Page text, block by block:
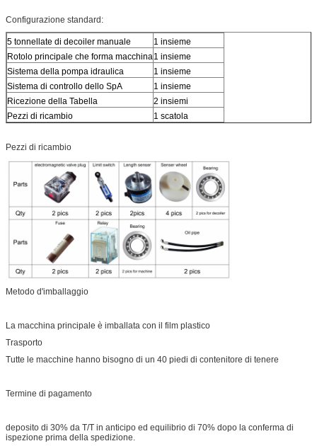
Configurazione standard:
5 tonnellate di decoiler manuale
1 insieme
Rotolo principale che forma macchina1 insieme
Sistema della pompa idraulica
1 insieme
Sistema di controllo dello SpA
1 insieme
Ricezione della Tabella
2 insiemi
Pezzi di ricambio
1 scatola
Pezzi di ricambio
Metodo d'imballaggio
La macchina principale è imballata con il film plastico
Trasporto
Tutte le macchine hanno bisogno di un 40 piedi di contenitore di tenere
Termine di pagamento
deposito di 30% da T/T in anticipo ed equilibrio di 70% dopo la conferma di
ispezione prima della spedizione.